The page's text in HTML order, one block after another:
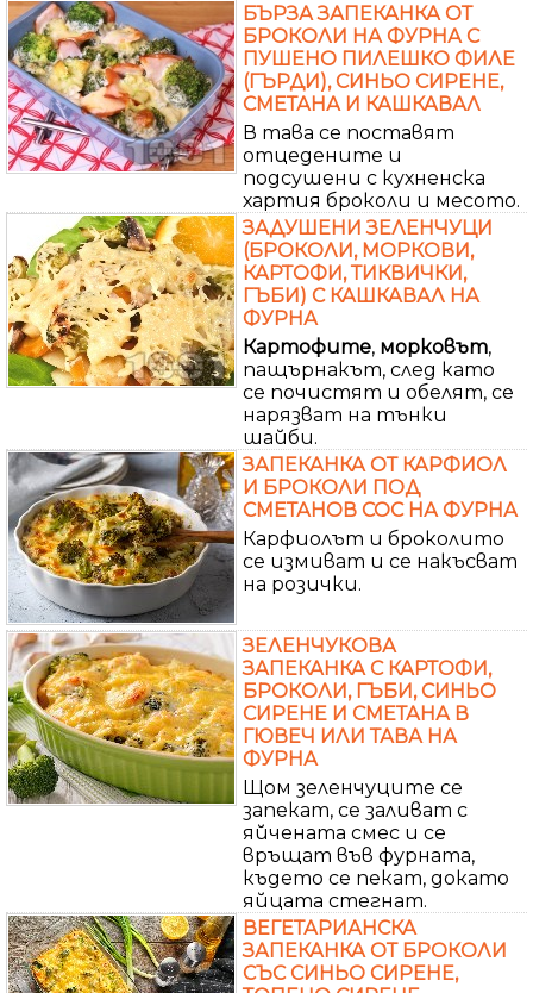
БЪРЗА ЗАПЕКАНКА ОТ
БРОКОЛИ НА ФУРНА С
ПУШЕНО ПИЛЕШКО ФИЛЕ
(ГЪРДИ), СИНЬО СИРЕНЕ,
СМЕТАНА И КАШКАВАЛ
В тава се поставят
отцедените и
подсушени с кухненска
хартия броколи и месото.
ЗАДУШЕНИ ЗЕЛЕНЧУЦИ
(БРОКОЛИ, МОРКОВИ,
КАРТОФИ, ТИКВИЧКИ,
ГЪБИ) С КАШКАВАЛ НА
ФУРНА
Картофите, морковът,
пащърнакът, след като
се почистят и обелят, се
нарязват на тънки
шайби.
ЗАПЕКАНКА ОТ КАРФИОЛ
И БРОКОЛИ ПОД
СМЕТАНОВ СОС НА ФУРНА
Карфиолът и броколито
се измиват и се накъсват
на розички.
ЗЕЛЕНЧУКОВА
ЗАПЕКАНКА С КАРТОФИ,
БРОКОЛИ, ГЪБИ, СИНЬО
СИРЕНЕ И СМЕТАНА В
ГЮВЕЧ ИЛИ ТАВА НА
ФУРНА
Щом зеленчуците се
запекат, се заливат с
яйчената смес и се
връщат във фурната,
където се пекат, докато
яйцата стегнат.
ВЕГЕТАРИАНСКА
ЗАПЕКАНКА ОТ БРОКОЛИ
СЪС СИНЬО СИРЕНЕ,